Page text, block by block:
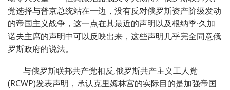
党选择与普京总统站在一边，没有反对俄罗斯资产阶级发动
的帝国主义战争，这一点在其最近的声明以及根纳季·久加
诺夫主席的声明中可以反映出来，这些声明几乎完全同意俄
罗斯政府的说法。
与俄罗斯联邦共产党相反,俄罗斯共产主义工人党
(RCWP)发表声明，承认克里姆林宫的实际目的是加强帝国